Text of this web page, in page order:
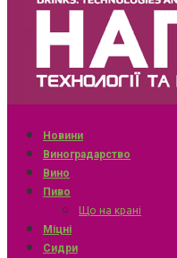
Новини
Виноградарство
Вино
Пиво
Що на крані
Міцні
Сидри